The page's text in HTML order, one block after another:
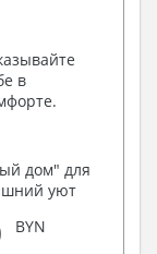
в
дом" для
уют
BYN